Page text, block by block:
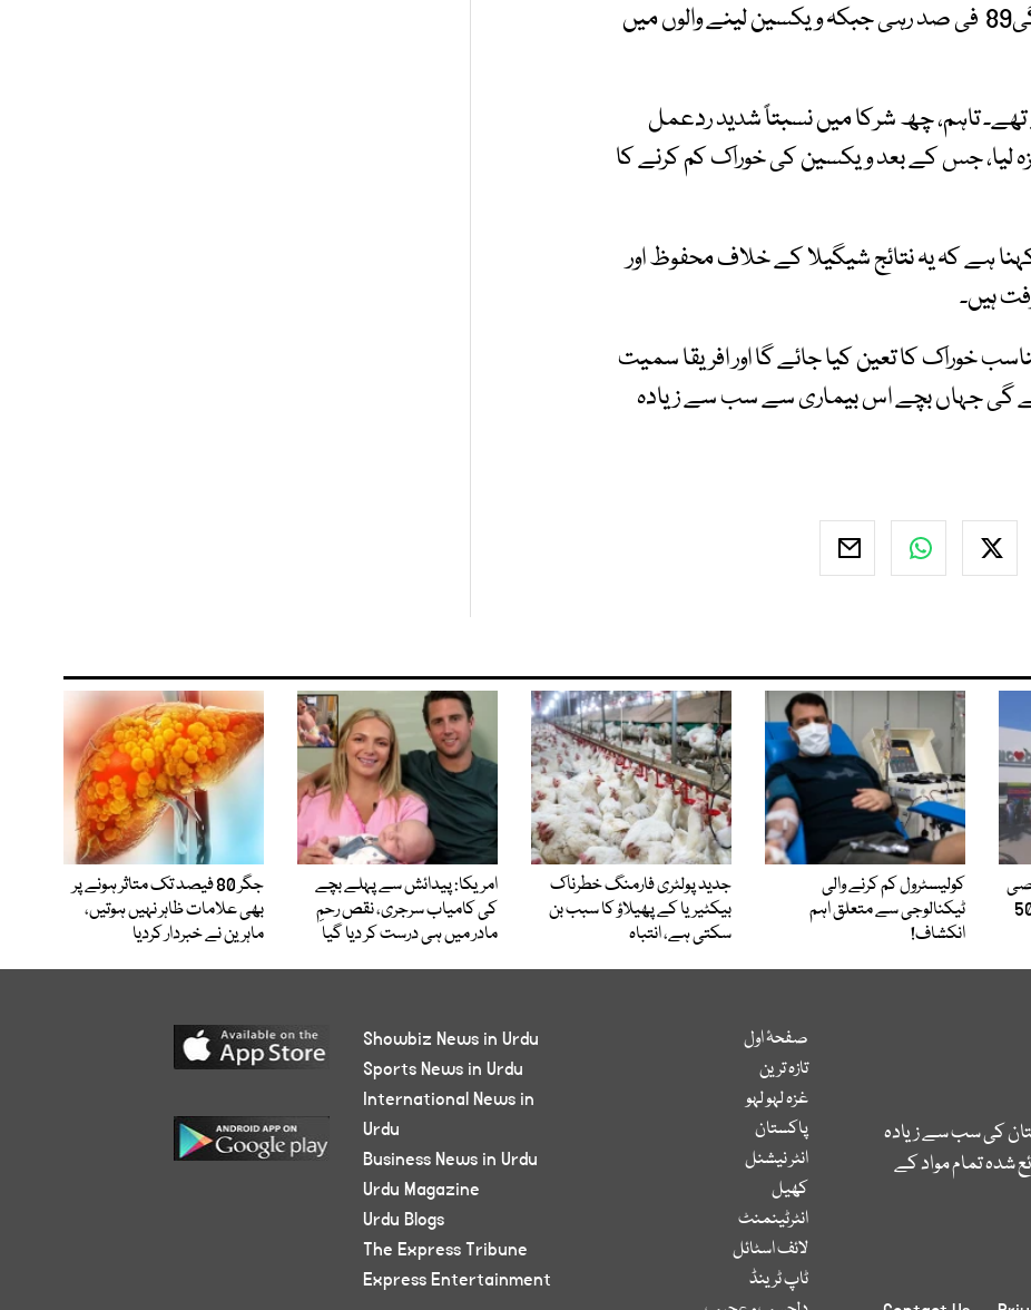
نتائج کے مطابق ویکسین کی مجموعی کارکردگی89 فی صد رہی جبکہ ویکسین لینے والوں میں
تاہم، چھ شرکا میں نسبتاً شدید ردعمل
لیا، جس کے بعد ویکسین کی خوراک کم کرنے کا
ہے کہ یہ نتائج شیگیلا کے خلاف محفوظ اور
ہیں۔
خوراک کا تعین کیا جائے گا اور افریقا سمیت
گی جہاں بچے اس بیماری سے سب سے زیادہ
کی 500
کولیسٹرول کم کرنے والی
ٹیکنالوجی سے متعلق اہم
انکشاف!
جدید پولٹری فارمنگ خطرناک
بیکٹیریا کے پھیلاؤ کا سبب بن
سکتی ہے، انتباہ
امریکا: پیدائش سے پہلے بچے
کی کامیاب سرجری، نقص رحمِ
مادر میں ہی درست کر دیا گیا
جگر 80 فیصد تک متاثر ہونے پر
بھی علامات ظاہر نہیں ہوتیں،
ماہرین نے خبردار کردیا
کی سب سے زیادہ
شدہ تمام مواد کے
صفحۂ اول
تازہ ترین
غزہ لہو لہو
پاکستان
انٹر نیشنل
کھیل
انٹرٹینمنٹ
لائف اسٹائل
ٹاپ ٹرینڈ
Showbiz News in Urdu
Sports News in Urdu
International News in
Urdu
Business News in Urdu
Urdu Magazine
Urdu Blogs
The Express Tribune
Express Entertainment